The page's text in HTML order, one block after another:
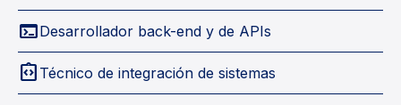
terminalDesarrollador back-end y de APIs
integration_instructions Técnico de integración de sistemas